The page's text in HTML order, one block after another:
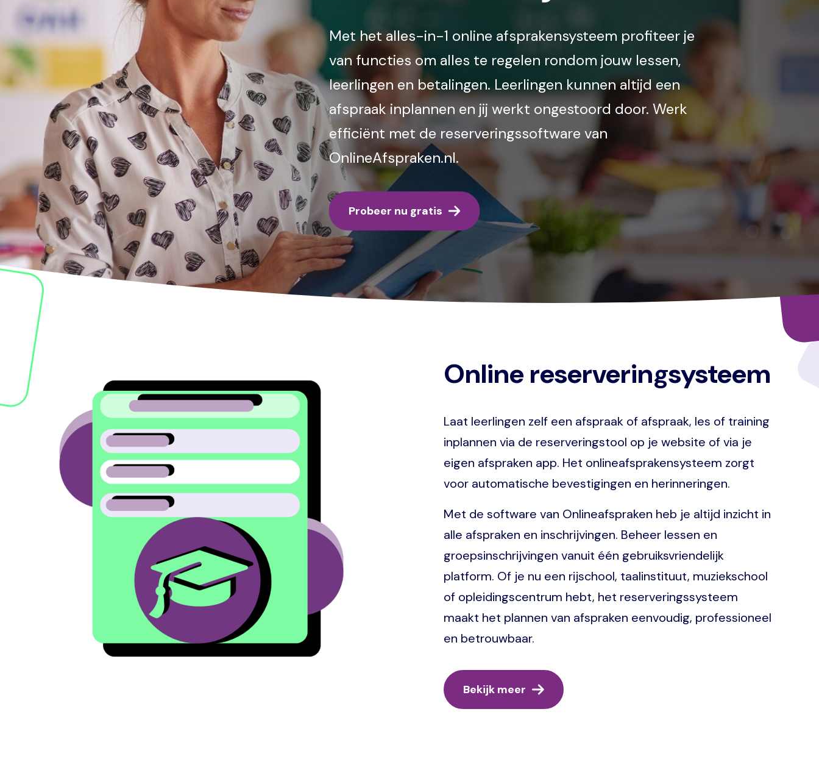
Met het alles-in-1 online afsprakensysteem profiteer je
van functies om alles te regelen rondom jouw lessen,
leerlingen en betalingen. Leerlingen kunnen altijd een
afspraak inplannen en jij werkt ongestoord door. Werk
efficiënt met de reserveringssoftware van
OnlineAfspraken.nl.
Probeer nu gratis
Online reserveringsysteem
Laat leerlingen zelf een afspraak of afspraak, les of training
inplannen via de reserveringstool op je website of via je
eigen afspraken app. Het onlineafsprakensysteem zorgt
voor automatische bevestigingen en herinneringen.
Met de software van Onlineafspraken heb je altijd inzicht in
alle afspraken en inschrijvingen. Beheer lessen en
groepsinschrijvingen vanuit één gebruiksvriendelijk
platform. Of je nu een rijschool, taalinstituut, muziekschool
of opleidingscentrum hebt, het reserveringssysteem
maakt het plannen van afspraken eenvoudig, professioneel
en betrouwbaar.
Bekijk meer